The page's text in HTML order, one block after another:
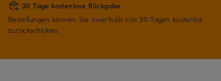
30 Tage kostenlose Rückgabe
Bestellungen können Sie innerhalb von 30 Tagen kostenlos
zurückschicken.